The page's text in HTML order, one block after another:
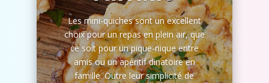
Les mini-quiches sont un excellent
choix pour un repas en plein air, que
ce soit pour un pique-nique entre
amis ou un apéritif dinatoire en
famille. Outre leur simplicité de